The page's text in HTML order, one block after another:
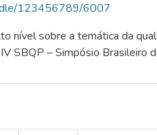
123456789/6007
nível sobre a temática da
SBQP – Simpósio Brasileiro